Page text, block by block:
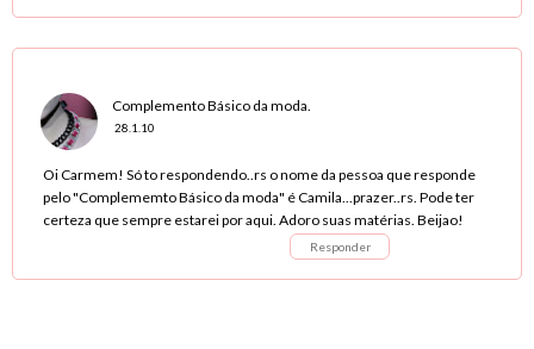
Complemento Básico da moda.
28.1.10
Oi Carmem! Só to respondendo..rs o nome da pessoa que responde
pelo "Complememto Básico da moda" é Camila...prazer..rs. Pode ter
certeza que sempre estarei por aqui. Adoro suas matérias. Beijao!
Responder